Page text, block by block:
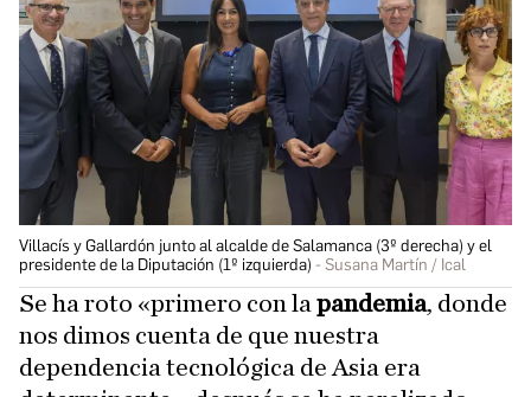
Villacís y Gallardón junto al alcalde de Salamanca (3º derecha) y el
presidente de la Diputación (1º izquierda)
Susana Martín / Ical
Se ha roto «primero con la pandemia, donde
nos dimos cuenta de que nuestra
dependencia tecnológica de Asia era